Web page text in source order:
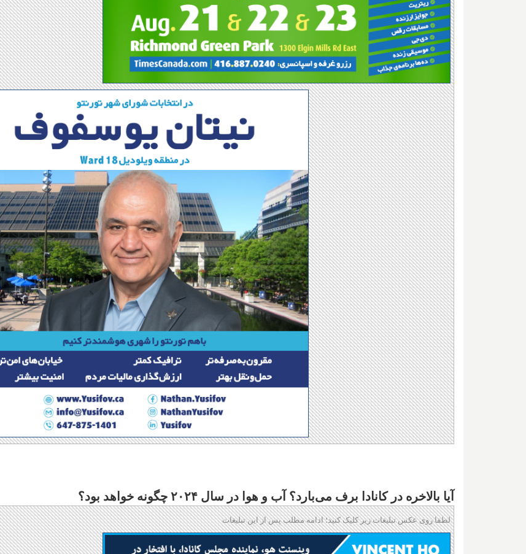
آیا بالاخره در کانادا برف می‌بارد؟ آب و هوا در سال ۲۰۲۴ چگونه خواهد بود؟
لطفا روی عکس تبلیغات زیر کلیک کنید؛ ادامه مطلب پس از این تبلیغات